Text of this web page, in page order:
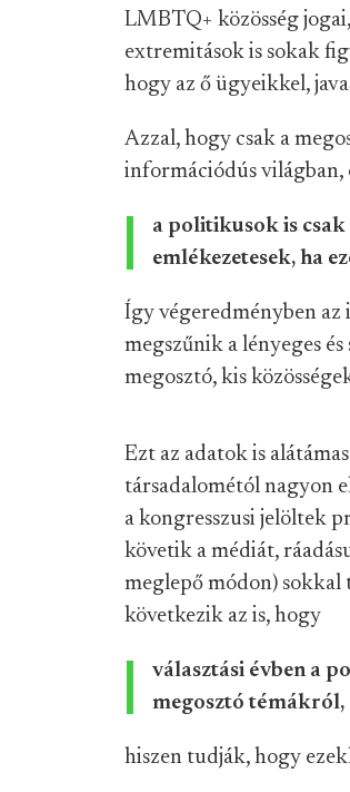
LMBTQ+ közösség
extremitások is sokak
hogy az ő ügyeikkel,
Azzal, hogy csak a
információdús
a politikusok is
emlékezetesek, ha
Így végeredményben
megszűnik a lényeges
megosztó, kis
Ezt az adatok is
társadalométól nagyon
a kongresszusi jelöltek
követik a médiát,
meglepő módon)
következik az is, hogy
választási évben a
megosztó témákról,
hiszen tudják, hogy